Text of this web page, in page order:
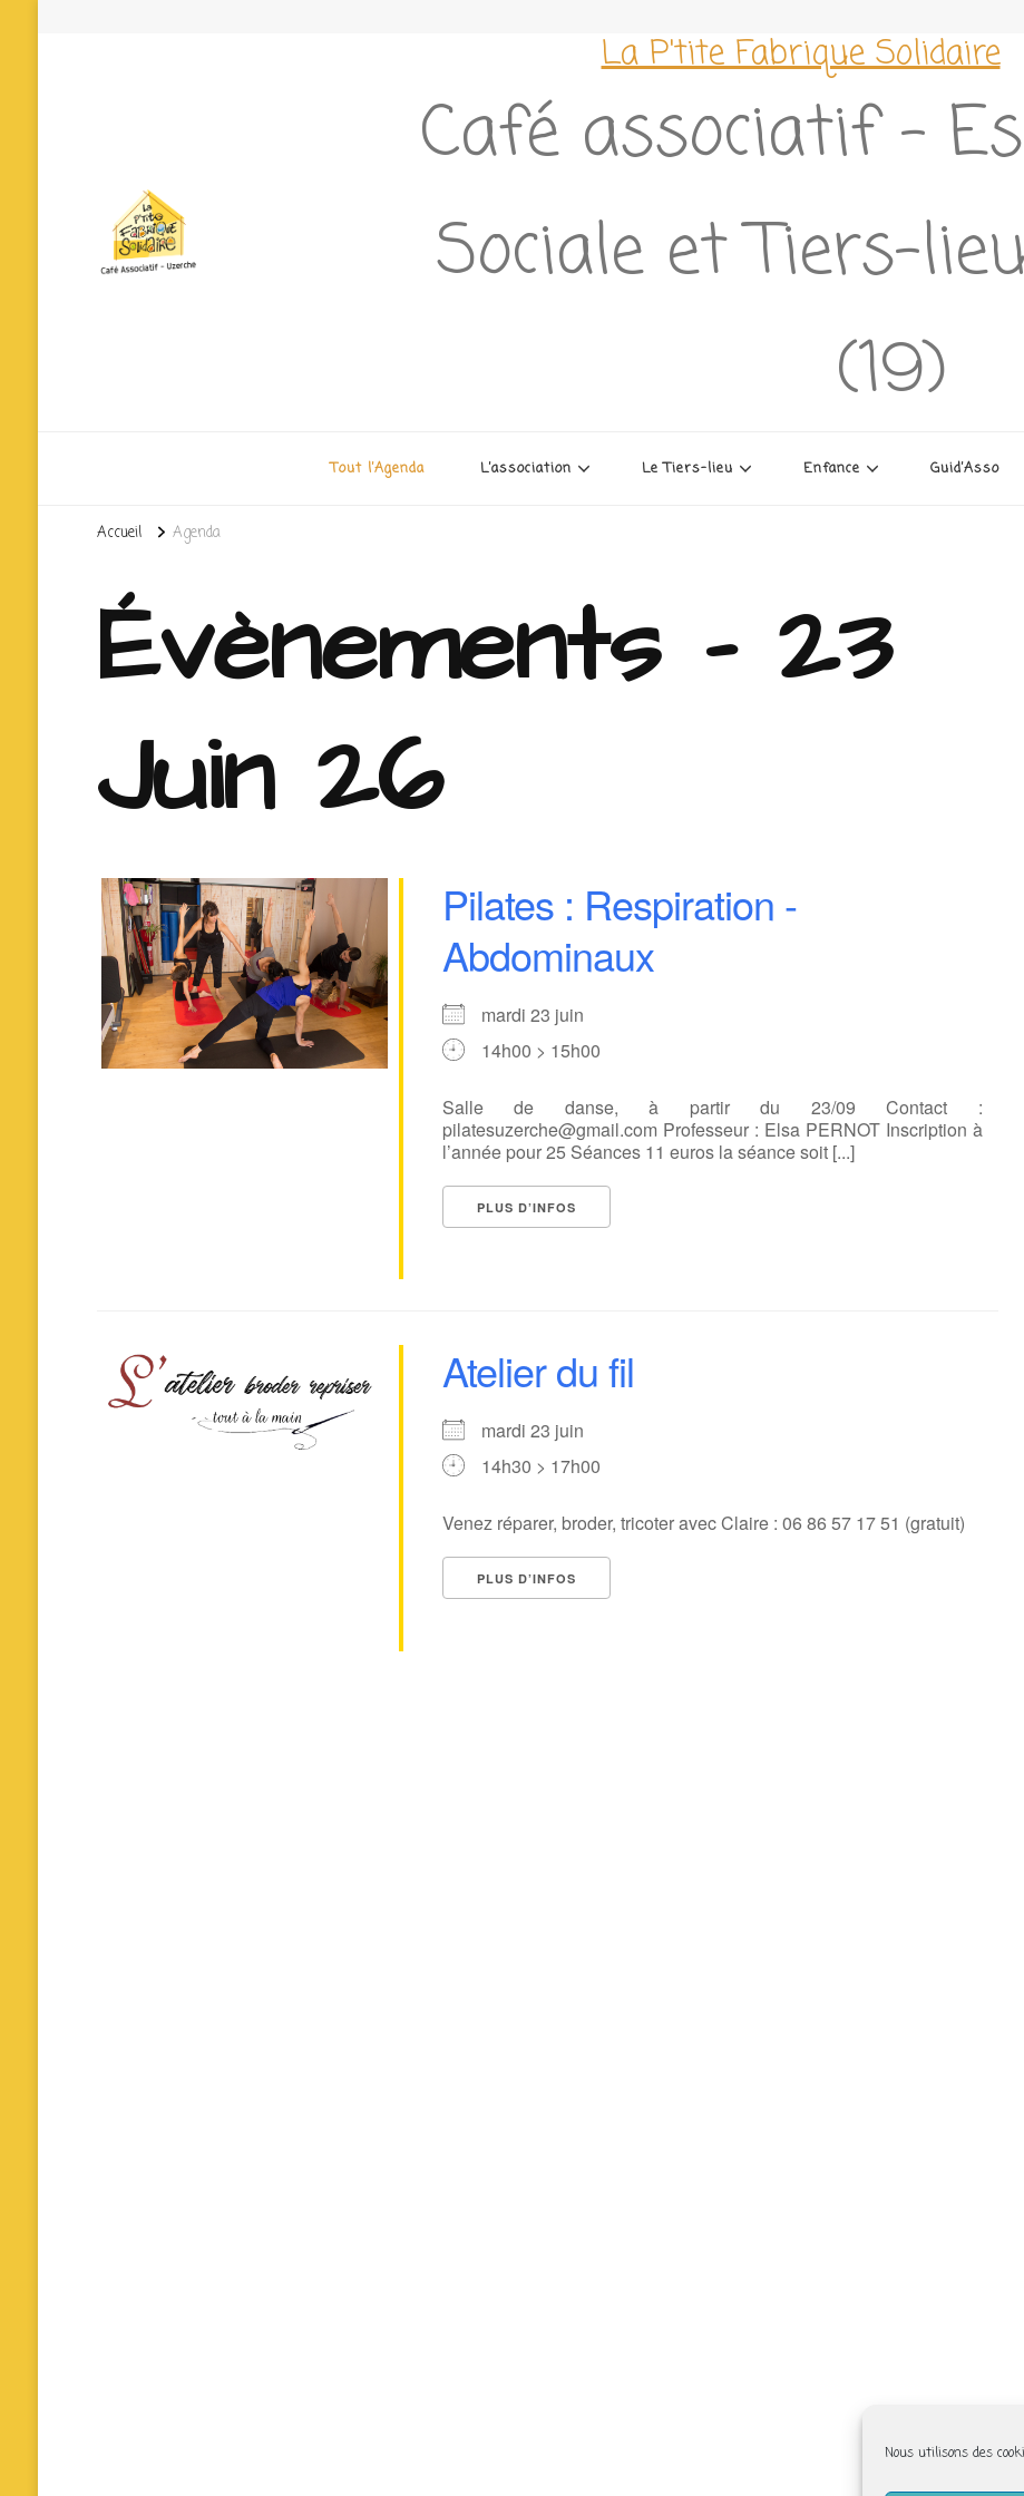
Nous utilisons des
La P'tite Fabrique Solidaire
Café associatif –
Sociale et Tiers-
(19)
Tout l’Agenda L’association Le Tiers-lieu Enfance Guid’Asso
Accueil Agenda
Évènements - 23
Juin 26
Pilates : Respiration -
Abdominaux
mardi 23 juin
14h00 > 15h00
Salle de danse, à partir du 23/09 Contact :
pilatesuzerche@gmail.com Professeur : Elsa PERNOT Inscription à
l’année pour 25 Séances 11 euros la séance soit [...]
PLUS D’INFOS
Atelier du fil
mardi 23 juin
14h30 > 17h00
Venez réparer, broder, tricoter avec Claire : 06 86 57 17 51 (gratuit)
PLUS D’INFOS